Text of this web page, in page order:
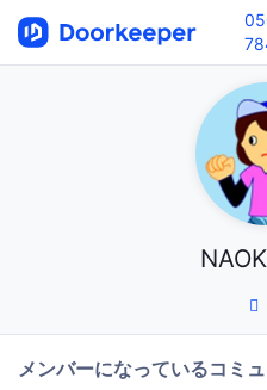
メンバーになっているコミ